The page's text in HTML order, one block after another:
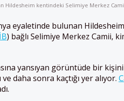
Hildesheim kentindeki Selimiye Merkez
eyaletinde bulunan
) bağlı Selimiye Merkez Camii,
yansıyan görüntüde bir
ve daha sonra kaçtığı yer alıyor.